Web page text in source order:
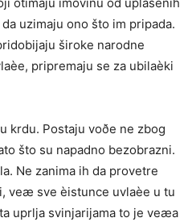
uzimaju ono što im pripada.
široke narodne
pripremaju se za ubilaèki
krdu. Postaju voðe ne zbog
što su napadno bezobrazni.
Ne zanima ih da provetre
veæ sve èistunce uvlaèe u tu
uprlja svinjarijama to je veæa